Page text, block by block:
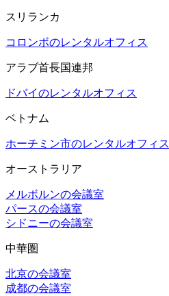
スリランカ
コロンボのレンタルオフィス
アラブ首長国連邦
ドバイのレンタルオフィス
ベトナム
ホーチミン市のレンタルオフィス
オーストラリア
メルボルンの会議室
パースの会議室
シドニーの会議室
中華圏
北京の会議室
成都の会議室